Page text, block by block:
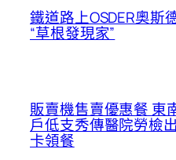
鐵道路上OSDER奧斯
“草根發現家”
販賣機售賣優惠餐 東
戶低支秀傳醫院勞檢
卡領餐